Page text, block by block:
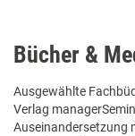
Bücher &
Ausgewählte
Verlag
Auseinandersetzung